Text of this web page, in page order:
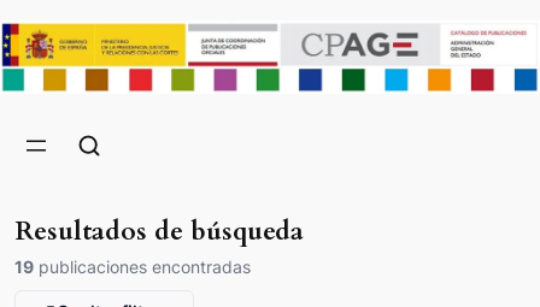
Resultados de búsqueda
19 publicaciones encontradas